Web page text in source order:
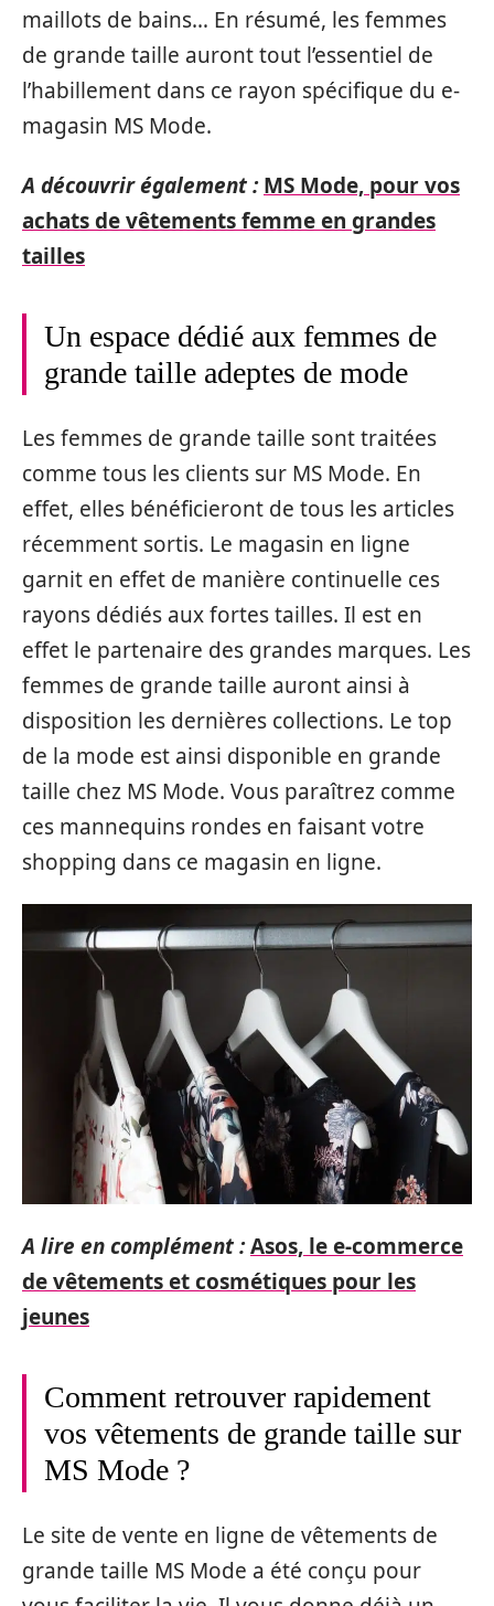
maillots de bains… En résumé, les femmes
de grande taille auront tout l’essentiel de
l’habillement dans ce rayon spécifique du e-
magasin MS Mode.
A découvrir également : MS Mode, pour vos
achats de vêtements femme en grandes
tailles
Un espace dédié aux femmes de
grande taille adeptes de mode
Les femmes de grande taille sont traitées
comme tous les clients sur MS Mode. En
effet, elles bénéficieront de tous les articles
récemment sortis. Le magasin en ligne
garnit en effet de manière continuelle ces
rayons dédiés aux fortes tailles. Il est en
effet le partenaire des grandes marques. Les
femmes de grande taille auront ainsi à
disposition les dernières collections. Le top
de la mode est ainsi disponible en grande
taille chez MS Mode. Vous paraîtrez comme
ces mannequins rondes en faisant votre
shopping dans ce magasin en ligne.
A lire en complément :Asos, le e-commerce
de vêtements et cosmétiques pour les
jeunes
Comment retrouver rapidement
vos vêtements de grande taille sur
MS Mode ?
Le site de vente en ligne de vêtements de
grande taille MS Mode a été conçu pour